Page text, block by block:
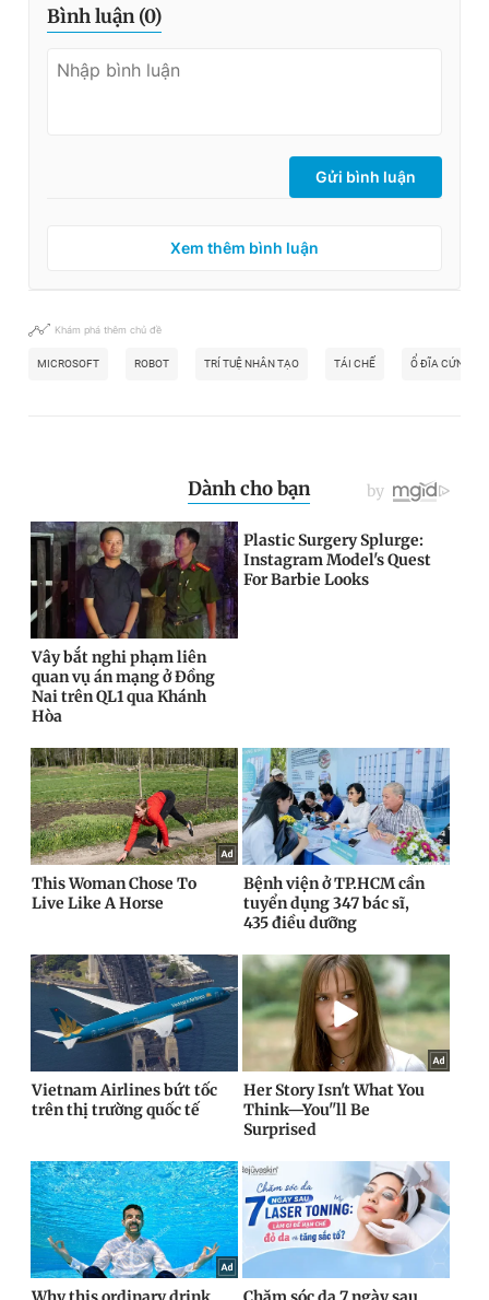
Bình luận (0)
Gửi bình luận
Xem thêm bình luận
Khám phá thêm chủ đề
MICROSOFT ROBOT TRÍ TUỆ NHÂN TẠO TÁI CHẾ Ổ ĐĨA CỨNG